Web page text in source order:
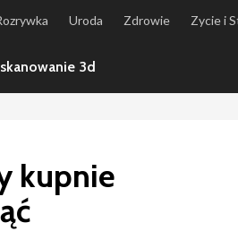
Uroda Zdrowie Zycie i
skanowanie 3d
kupnie